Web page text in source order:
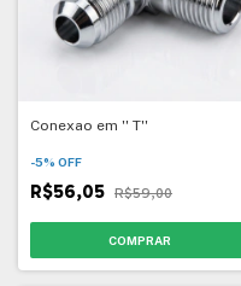
Conexao em '' T''
-5% OFF
R$56,05 R$59,00